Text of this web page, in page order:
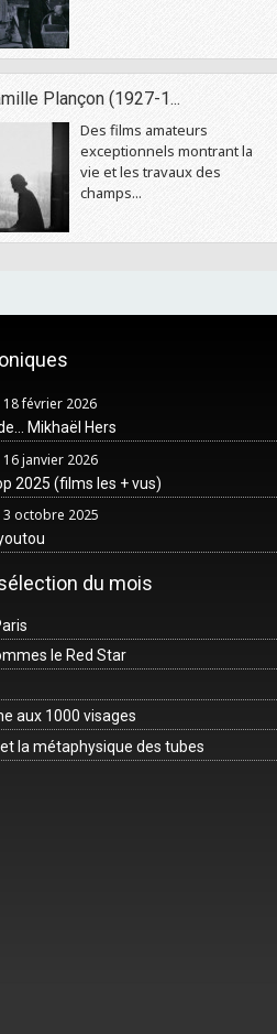
Plançon (1927-1...
Des films amateurs
exceptionnels montrant la
vie et les travaux des
champs...
18 février 2026
Mikhaël Hers
janvier 2026
2025 (films les + vus)
3 octobre 2025
du mois
le Red Star
aux 1000 visages
la métaphysique des tubes